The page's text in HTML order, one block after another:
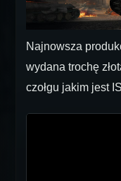
Najnowsza
wydana trochę
czołgu jakim jest